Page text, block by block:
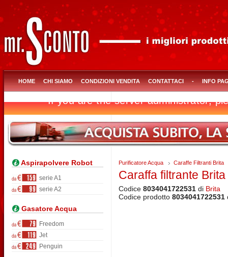
HOME CHI SIAMO CONDIZIONI VENDITA CONTATTACI - INFO
Aspirapolvere Robot
serie A1
serie A2
Gasatore Acqua
Freedom
Jet
Penguin
Purificatore Acqua Caraffe Filtranti Brita
Caraffa filtrante
Codice 8034041722531 di Brita
Codice prodotto 8034041722531